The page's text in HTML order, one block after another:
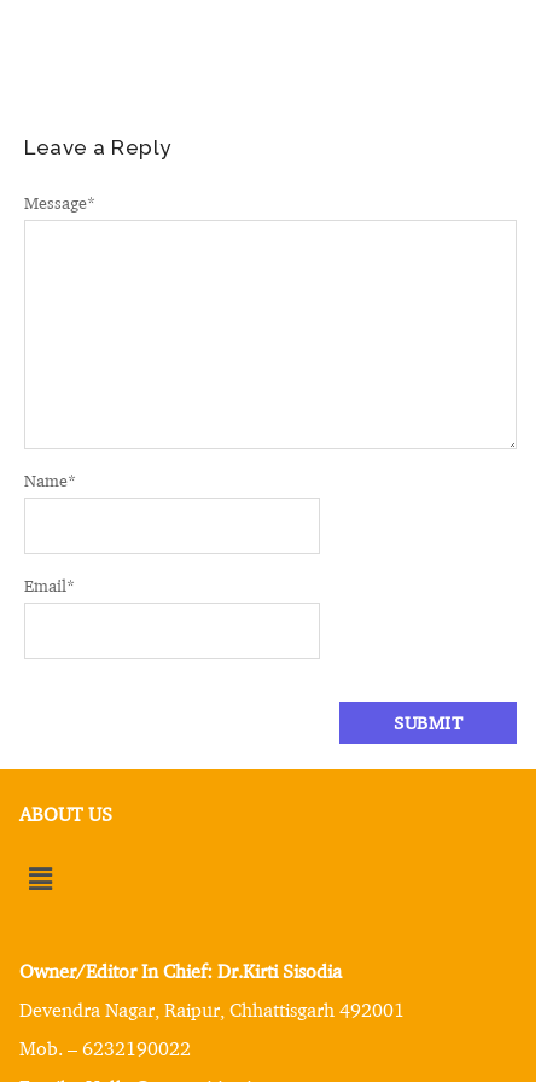
Leave a Reply
Message*
Name*
Email*
ABOUT US
Owner/Editor In Chief: Dr.Kirti Sisodia
Devendra Nagar, Raipur, Chhattisgarh 492001
Mob. – 6232190022